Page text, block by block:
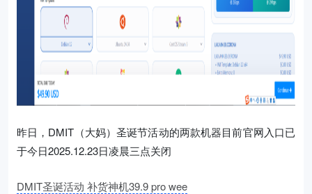
昨日，DMIT（大妈）圣诞节活动的两款机器目前官网入口已
于今日2025.12.23日凌晨三点关闭
DMIT圣诞活动 补货神机39.9 pro wee